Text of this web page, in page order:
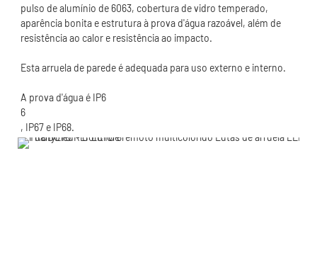
pulso de alumínio de 6063, cobertura de vidro temperado,
aparência bonita e estrutura à prova d'água razoável, além de